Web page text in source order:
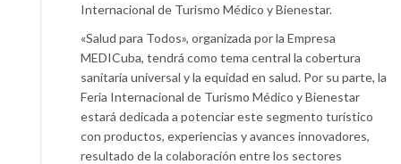
Internacional de Turismo Médico y Bienestar.
«Salud para Todos», organizada por la Empresa
MEDICuba, tendrá como tema central la cobertura
sanitaria universal y la equidad en salud. Por su parte, la
Feria Internacional de Turismo Médico y Bienestar
estará dedicada a potenciar este segmento turístico
con productos, experiencias y avances innovadores,
resultado de la colaboración entre los sectores